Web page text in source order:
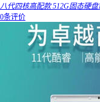
八代四核高配款 512G固态硬盘
0条评价